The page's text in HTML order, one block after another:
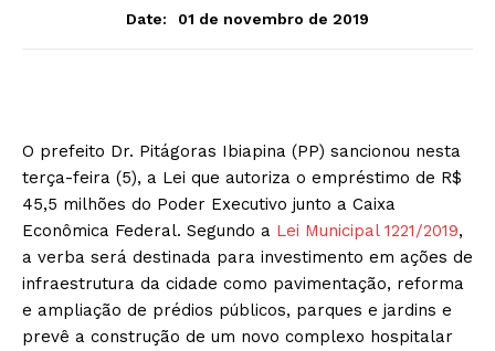
Date:
01 de novembro de 2019
O prefeito Dr. Pitágoras Ibiapina (PP) sancionou nesta
terça-feira (5), a Lei que autoriza o empréstimo de R$
45,5 milhões do Poder Executivo junto a Caixa
Econômica Federal. Segundo a Lei Municipal 1221/2019,
a verba será destinada para investimento em ações de
infraestrutura da cidade como pavimentação, reforma
e ampliação de prédios públicos, parques e jardins e
prevê a construção de um novo complexo hospitalar